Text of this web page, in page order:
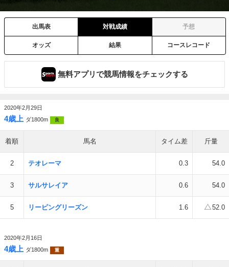
出馬表 対戦成績 予想
オッズ 結果 コースレコード
無料アプリで競馬情報をチェックする
2020年2月29日
4歳上 ダ1800m 良
着順 馬名 タイム差 斤量
2 テオレーマ 0.3 54.0
3 サルサレイア 0.6 54.0
5 リーピングリーズン 1.6 52.0
2020年2月16日
4歳上 ダ1800m 重